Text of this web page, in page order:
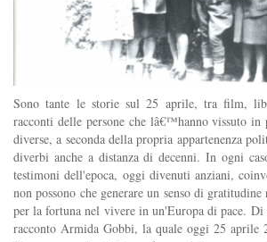
Sono tante le storie sul 25 aprile, tra film,
racconti delle persone che lâ€™hanno vissuto in
diverse, a seconda della propria appartenenza
diverbi anche a distanza di decenni. In ogni
testimoni dell'epoca, oggi divenuti anziani,
non possono che generare un senso di
per la fortuna nel vivere in un'Europa di pace.
racconto Armida Gobbi, la quale oggi 25